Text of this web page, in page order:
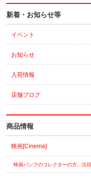
新着・お知らせ等
イベント
お知らせ
入荷情報
店舗ブログ
商品情報
映画[Cinema]
映画パンフのコレクターの方、注目